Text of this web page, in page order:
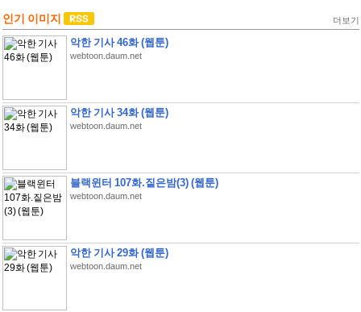
인기 이미지 더보기
악한 기사 46화 (웹툰)
webtoon.daum.net
악한 기사 34화 (웹툰)
webtoon.daum.net
블랙윈터 107화.짙은밤(3) (웹툰)
webtoon.daum.net
악한 기사 29화 (웹툰)
webtoon.daum.net